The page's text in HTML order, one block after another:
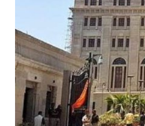
प्रयागराज
रामपुर